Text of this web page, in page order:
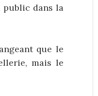
public dans la
que le
mais le